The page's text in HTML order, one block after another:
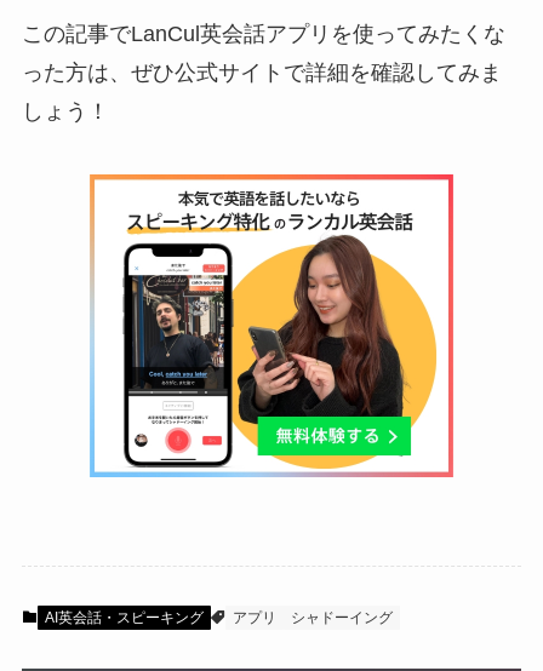
この記事でLanCul英会話アプリを使ってみたくな
った方は、ぜひ公式サイトで詳細を確認してみま
しょう！
AI英会話・スピーキング アプリ シャドーイング